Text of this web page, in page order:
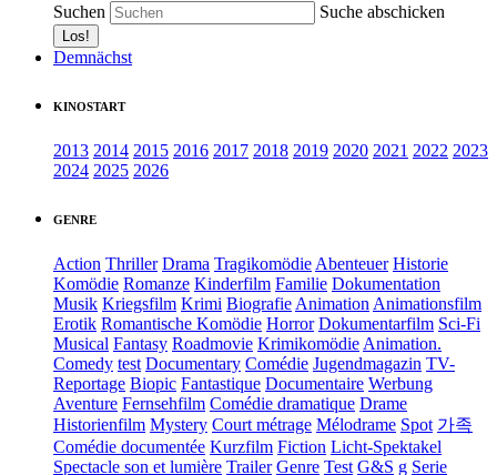
Suchen Suche abschicken
Demnächst
KINOSTART
2013 2014 2015 2016 2017 2018 2019 2020 2021 2022 2023
2024 2025 2026
GENRE
Action Thriller Drama Tragikomödie Abenteuer Historie
Komödie Romanze Kinderfilm Familie Dokumentation
Musik Kriegsfilm Krimi Biografie Animation Animationsfilm
Erotik Romantische Komödie Horror Dokumentarfilm Sci-Fi
Musical Fantasy Roadmovie Krimikomödie Animation.
Comedy test Documentary Comédie Jugendmagazin TV-
Reportage Biopic Fantastique Documentaire Werbung
Aventure Fernsehfilm Comédie dramatique Drame
Historienfilm Mystery Court métrage Mélodrame Spot 가족
Comédie documentée Kurzfilm Fiction Licht-Spektakel
Spectacle son et lumière Trailer Genre Test G&S g Serie